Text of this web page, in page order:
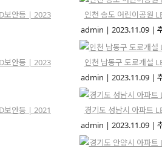
인천 송도 어린이공원
admin | 2023.11.09 |
인천 남동구 도로개설
admin | 2023.11.09 |
경기도 성남시 아파트
admin | 2023.11.09 |